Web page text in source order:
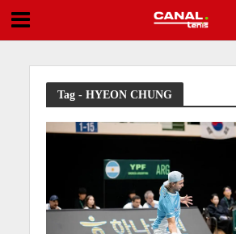
Horario, televisión y dónde ver ATP
Tag - HYEON CHUNG